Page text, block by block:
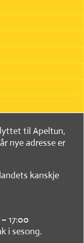
til Apeltun,
nye adresse er
kanskje
17:00
i sesong.